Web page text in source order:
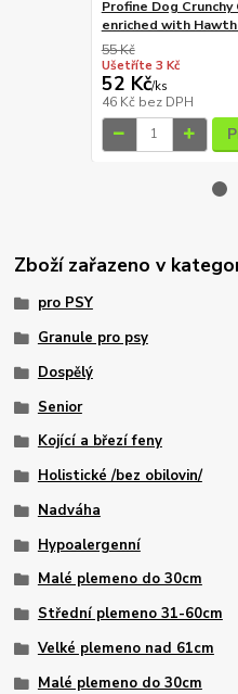
Profine Dog
enriched with
55 Kč
Ušetříte 3 Kč
52 Kč/ks
46 Kč bez DPH
Zboží zařazeno v
pro PSY
Granule pro psy
Dospělý
Senior
Kojící a březí feny
Holistické /bez obilovin/
Nadváha
Hypoalergenní
Malé plemeno do 30cm
Střední plemeno 31-60cm
Velké plemeno nad 61cm
Malé plemeno do 30cm